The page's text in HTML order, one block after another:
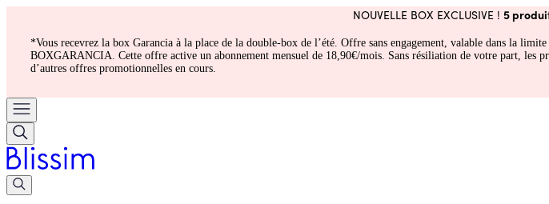
NOUVELLE BOX EXCLUSIVE ! 5
*Vous recevrez la box Garancia à la place de la double-box de l’été. Offre sans engagement, valable dans la
BOXGARANCIA. Cette offre active un abonnement mensuel de 18,90€/mois. Sans résiliation de votre part, les
d’autres offres promotionnelles en cours.